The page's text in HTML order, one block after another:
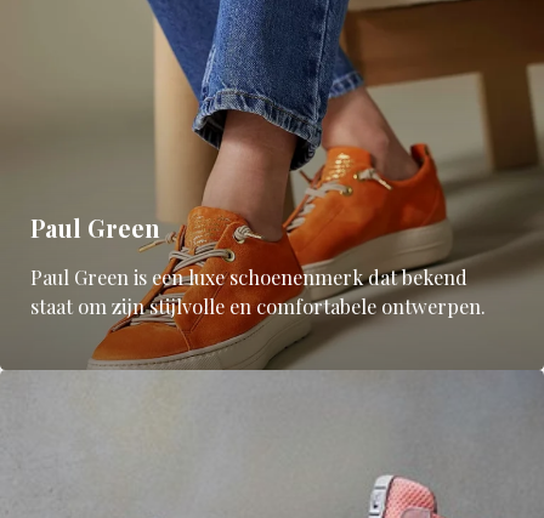
Paul Green
Paul Green is een luxe schoenenmerk dat bekend
staat om zijn stijlvolle en comfortabele ontwerpen.